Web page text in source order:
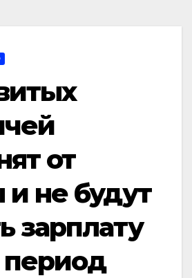
от
и не будут
зарплату
период